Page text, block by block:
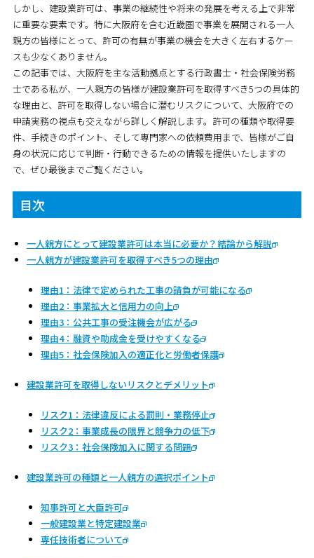
しかし、建設業許可は、事業の継続性や将来の発展を考える上で非常
に重要な要素です。特に大阪府を含む近畿圏で事業を展開される一人
親方の皆様にとって、許可の有無が事業の機会を大きく左右するケー
スも少なくありません。
この記事では、大阪府を主な活動拠点とする行政書士・社会保険労務
士である私が、一人親方の皆様が建設業許可を取得すべき5つの具体的
な理由と、許可を取得しない場合に潜むリスクについて、大阪府での
申請実務の視点も交えながら詳しく解説します。許可の種類や取得要
件、手続きのポイント、そして専門家への依頼費用まで、皆様がご自
身の状況に応じて判断・行動できるための情報を提供いたしますの
で、ぜひ最後までご覧ください。
目次
一人親方にとって建設業許可は本当に必要か？結論から解説
一人親方が建設業許可を取得すべき5つの理由
理由1：法律で定められた工事の請負が可能になる
理由2：事業拡大と信用力の向上
理由3：公共工事の受注機会が広がる
理由4：融資や助成金を受けやすくなる
理由5：社会保険加入の適正化と労働者保護
建設業許可を取得しないリスクとデメリット
リスク1：法律違反による罰則・業務停止
リスク2：事業成長の限界と競争力の低下
リスク3：社会保険加入に関する問題
建設業許可の種類と一人親方の選択ポイント
知事許可と大臣許可
一般建設業と特定建設業
専任技術者について